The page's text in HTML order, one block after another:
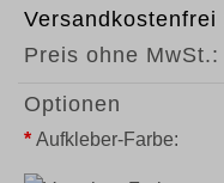
Versandkostenfrei
Preis ohne MwSt.:
Optionen
* Aufkleber-Farbe: